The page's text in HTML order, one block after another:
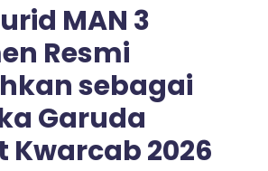
MAN 3
Resmi
sebagai
Garuda
Kwarcab 2026